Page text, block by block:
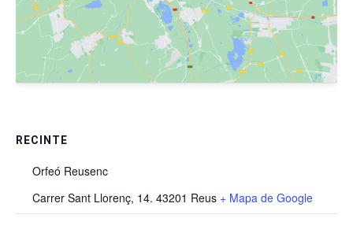
RECINTE
Orfeó Reusenc
Carrer Sant Llorenç, 14. 43201 Reus + Mapa de Google